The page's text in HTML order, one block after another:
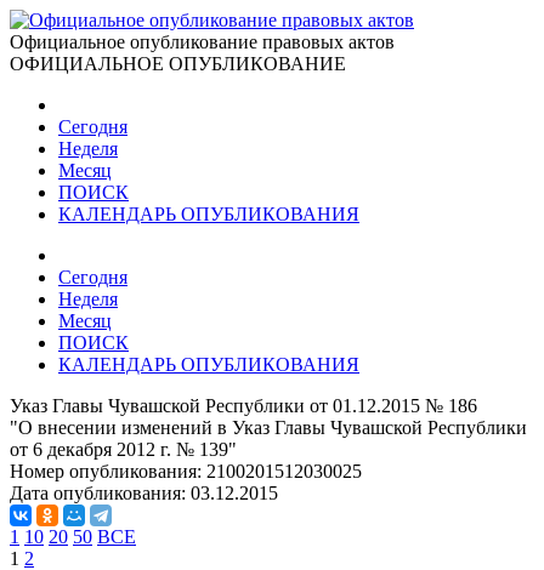
Официальное опубликование правовых актов
ОФИЦИАЛЬНОЕ ОПУБЛИКОВАНИЕ
Сегодня
Неделя
Месяц
ПОИСК
КАЛЕНДАРЬ ОПУБЛИКОВАНИЯ
Сегодня
Неделя
Месяц
ПОИСК
КАЛЕНДАРЬ ОПУБЛИКОВАНИЯ
Указ Главы Чувашской Республики от 01.12.2015 № 186
"О внесении изменений в Указ Главы Чувашской Республики
от 6 декабря 2012 г. № 139"
Номер опубликования: 2100201512030025
Дата опубликования: 03.12.2015
1 10 20 50 ВСЕ
1 2